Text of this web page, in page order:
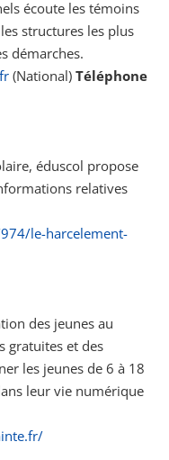
écoute les témoins
structures les plus
démarches.
(National) Téléphone
éduscol propose
relatives
le-harcelement-
des jeunes au
gratuites et des
les jeunes de 6 à 18
leur vie numérique